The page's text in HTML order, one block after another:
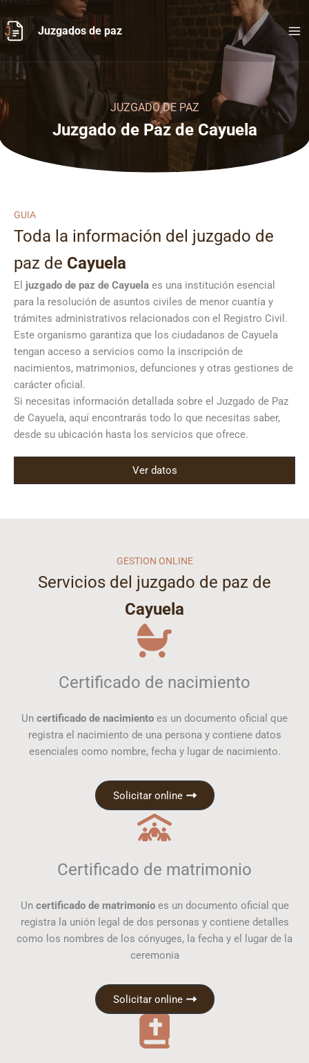
al
contenido
Juzgados de paz
JUZGADO DE PAZ
Juzgado de Paz de Cayuela
GUIA
Toda la información del juzgado de
paz de Cayuela
El juzgado de paz de Cayuela es una institución esencial
para la resolución de asuntos civiles de menor cuantía y
trámites administrativos relacionados con el Registro Civil.
Este organismo garantiza que los ciudadanos de Cayuela
tengan acceso a servicios como la inscripción de
nacimientos, matrimonios, defunciones y otras gestiones de
carácter oficial.
Si necesitas información detallada sobre el Juzgado de Paz
de Cayuela, aquí encontrarás todo lo que necesitas saber,
desde su ubicación hasta los servicios que ofrece.
Ver datos
GESTION ONLINE
Servicios del juzgado de paz de
Cayuela
Certificado de nacimiento
Un certificado de nacimiento es un documento oficial que
registra el nacimiento de una persona y contiene datos
esenciales como nombre, fecha y lugar de nacimiento.
Solicitar online
Certificado de matrimonio
Un certificado de matrimonioes un documento oficial que
registra la unión legal de dos personas y contiene detalles
como los nombres de los cónyuges, la fecha y el lugar de la
ceremonia
Solicitar online